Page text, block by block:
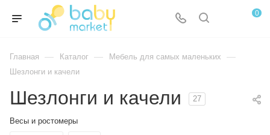
0
Главная — Каталог — Мебель для самых маленьких —
Шезлонги и качели
Шезлонги и качели 27
Весы и ростомеры